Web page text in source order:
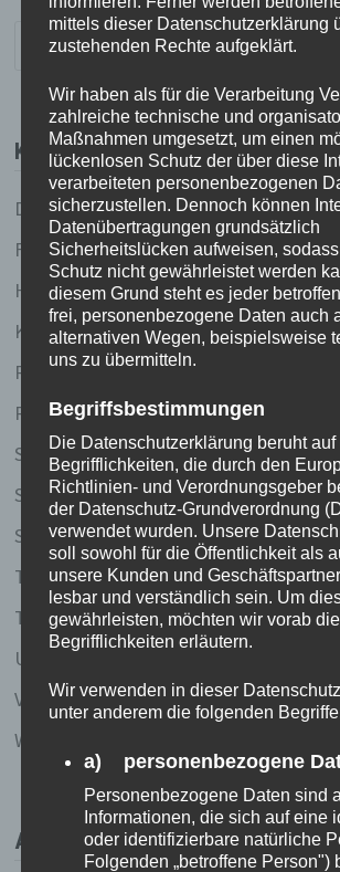
Suchen
KATEGORIEN
Dies und Das
Fundstücke
Held(inn)en des Tages
Küchenlatein
Redhead running (und andere
Reiselust
Schreibstube
Silkes Sinnsuche
Stille Gedanken
Thailand 2003
Thailand 2020
Uncategorized
Vietnam 2005/2006
Weise Worte (und Gedichte und so)
ARCHIV
mittels dieser Datenschutzerklärung
zustehenden Rechte aufgeklärt.
Wir haben als für die Verarbeitung
zahlreiche technische und
Maßnahmen umgesetzt, um einen
lückenlosen Schutz der über diese
verarbeiteten personenbezogenen
sicherzustellen. Dennoch können
Datenübertragungen grundsätzlich
Sicherheitslücken aufweisen,
Schutz nicht gewährleistet werden
diesem Grund steht es jeder
frei, personenbezogene Daten auch
alternativen Wegen, beispielsweise
uns zu übermitteln.
Begriffsbestimmungen
Die Datenschutzerklärung beruht auf
Begrifflichkeiten, die durch den
Richtlinien- und Verordnungsgeber
der Datenschutz-Grundverordnung
verwendet wurden. Unsere
soll sowohl für die Öffentlichkeit als
unsere Kunden und
lesbar und verständlich sein. Um
gewährleisten, möchten wir vorab
Begrifflichkeiten erläutern.
Wir verwenden in dieser
unter anderem die folgenden
a) personenbezogene
Personenbezogene Daten sind
Informationen, die sich auf eine
oder identifizierbare natürliche
Folgenden „betroffene Person")